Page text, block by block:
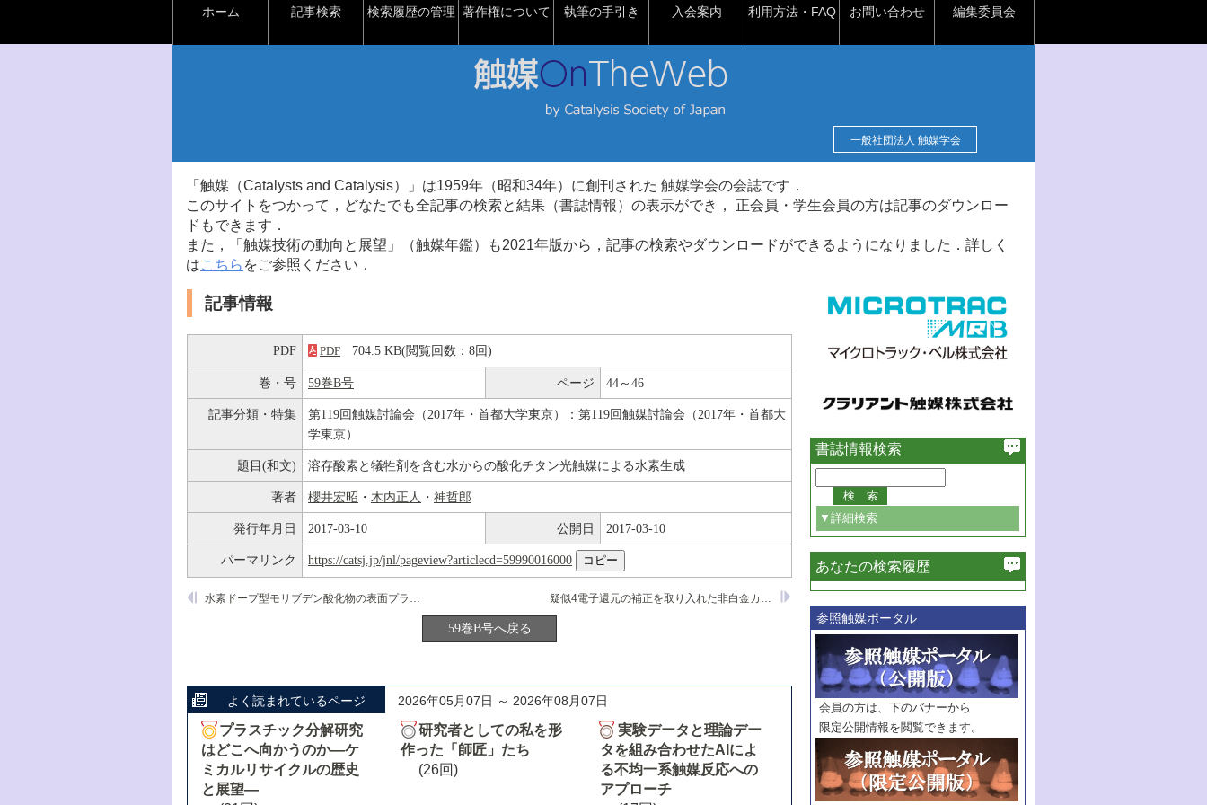
ホーム 記事検索 検索履歴の管理 著作権について 執筆の手引き 入会案内 利用方法・FAQ お問い合わせ 編集委員会
一般社団法人 触媒学会
「触媒（Catalysts and Catalysis）」は1959年（昭和34年）に創刊された 触媒学会の会誌です．
このサイトをつかって，どなたでも全記事の検索と結果（書誌情報）の表示ができ， 正会員・学生会員の方は記事のダウンロー
ドもできます．
また，「触媒技術の動向と展望」（触媒年鑑）も2021年版から，記事の検索やダウンロードができるようになりました．詳しく
はこちら をご参照ください．
記事情報
PDF PDF 704.5 KB(閲覧回数：8回)
巻・号 59巻B号 ページ 44～46
記事分類・特集
第119回触媒討論会（2017年・首都大学東京）：第119回触媒討論会（2017年・首都大
学東京）
題目(和文) 溶存酸素と犠牲剤を含む水からの酸化チタン光触媒による水素生成
著者 櫻井宏昭 ・ 木内正人 ・ 神哲郎
発行年月日 2017-03-10 公開日 2017-03-10
パーマリンク https://catsj.jp/jnl/pageview?articlecd=59990016000
疑似4電子還元の補正を取り入れた非白金カソード触媒の酸素還元反応解析
水素ドープ型モリブデン酸化物の表面プラズモン共鳴が触媒反応に及ぼす影響
59巻B号へ戻る
よく読まれているページ 2026年05月07日 ～ 2026年08月07日
プラスチック分解研究
はどこへ向かうのか―ケ
ミカルリサイクルの歴史
と展望―
研究者としての私を形
作った「師匠」たち
(26回)
実験データと理論デー
タを組み合わせたAIによ
る不均一系触媒反応への
アプローチ
書誌情報検索
▼詳細検索
必ず含む
巻・号指定
巻
号
範囲指定
巻
号～
巻
号
触媒年鑑
年度
記事種別
マーク：
マークあり
あなたの検索履歴
参照触媒ポータル
会員の方は、下のバナーから
限定公開情報を閲覧できます。